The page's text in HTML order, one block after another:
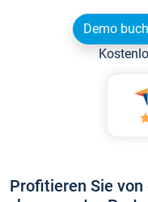
Demo
Profitieren Sie von